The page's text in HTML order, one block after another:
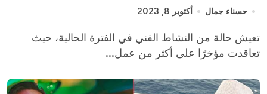
حسناء جمال أكتوبر 8, 2023
تعيش حالة من النشاط الفني في الفترة الحالية، حيث
تعاقدت مؤخرًا على أكثر من عمل...